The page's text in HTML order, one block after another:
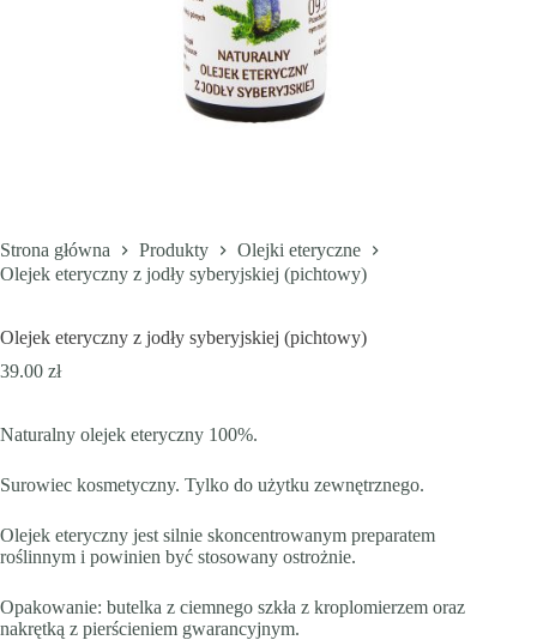
Strona główna Produkty
Olejki eteryczne
Olejek eteryczny z jodły syberyjskiej (pichtowy)
Olejek eteryczny z jodły syberyjskiej (pichtowy)
39.00 zł
Naturalny olejek eteryczny 100%.
Surowiec kosmetyczny. Tylko do użytku zewnętrznego.
Olejek eteryczny jest silnie skoncentrowanym preparatem
roślinnym i powinien być stosowany ostrożnie.
Opakowanie: butelka z ciemnego szkła z kroplomierzem oraz
nakrętką z pierścieniem gwarancyjnym.